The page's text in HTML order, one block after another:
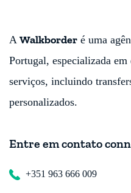
A Walkborder é uma
Portugal, especializada
serviços, incluindo
personalizados.
Entre em contato
+351 963 666 009